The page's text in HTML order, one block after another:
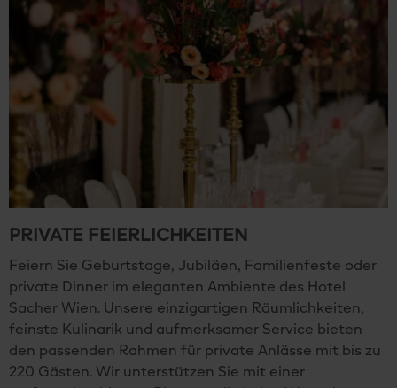
PRIVATE FEIERLICHKEITEN
Feiern Sie Geburtstage, Jubiläen, Familienfeste oder
private Dinner im eleganten Ambiente des Hotel
Sacher Wien. Unsere einzigartigen Räumlichkeiten,
feinste Kulinarik und aufmerksamer Service bieten
den passenden Rahmen für private Anlässe mit bis zu
220 Gästen. Wir unterstützen Sie mit einer